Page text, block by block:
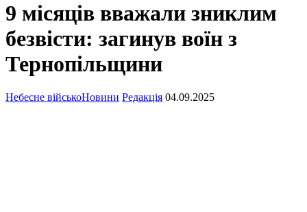
9 місяців вважали зниклим
безвісти: загинув воїн з
Тернопільщини
Небесне військоНовини Редакція 04.09.2025